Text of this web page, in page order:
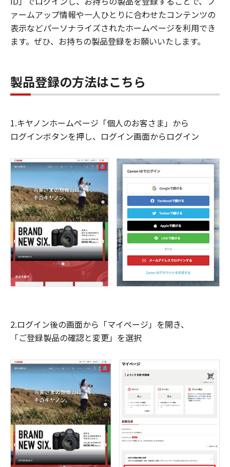
ァームアップ情報や一人ひとりに合わせたコンテンツの
表示などパーソナライズされたホームページを利用でき
ます。ぜひ、お持ちの製品登録をお願いいたします。
製品登録の方法はこちら
1.キヤノンホームページ「個人のお客さま」から
ログインボタンを押し、ログイン画面からログイン
2.ログイン後の画面から「マイページ」を開き、
「ご登録製品の確認と変更」を選択